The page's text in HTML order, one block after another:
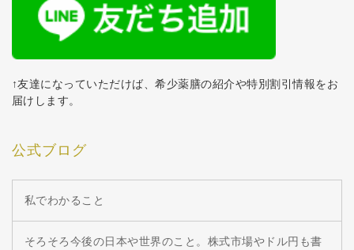
↑友達になっていただけば、希少薬膳の紹介や特別割引情報をお
届けします。
公式ブログ
私でわかること
そろそろ今後の日本や世界のこと。株式市場やドル円も書